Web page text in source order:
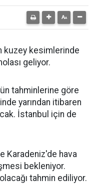
kuzey kesimlerinde
geliyor.
tahminlerine göre
yarından itibaren
İstanbul için de
Karadeniz'de hava
bekleniyor.
tahmin ediliyor.